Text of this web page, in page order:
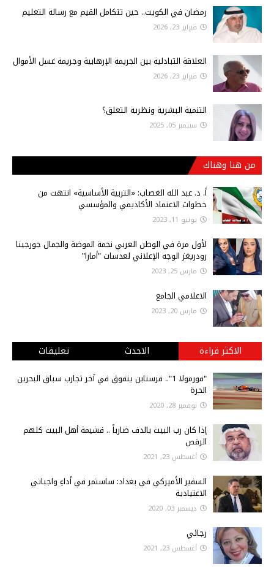
رمضان في الكويت.. حين تتكامل القيم مع رسالة التعليم
فبراير 23, 2026
العلاقة التبادلية بين الجريمة الإرهابية وجريمة غسل الأموال
فبراير 23, 2026
التنمية البشرية ونظرية التعلق؟
سبتمبر 05, 2025
من هنا وهناك
أ‌. د. عبد الله الغصاب: «التربية الأساسية» انتهت من
خطوات الاعتماد الأكاديمي والمؤسسي
يونيو 11, 2023
لأول مرة في الوطن العربي نجمة الموضة والجمال جورجينا
رودريغز الوجه الإعلاني لعدسات "أمارا"
مارس 25, 2023
الاعلامي الجامع
مارس 20, 2023
الاكثر قراءة الاحدث تعليقات
"فورمولا 1".. فرستابن يتفوق في آخر تجارب سباق البحرين
الحرة
نوفمبر 28, 2020
إذا كان رب البيت بالدف ضارباً .. فشيمة أهل البيت كلهم
الرقص
أغسطس 23, 2021
السفير الأميركي في بغداد: ساستمر في أداءِ واجباتي
الاعتيادية
ديسمبر 03, 2020
رجائي
أغسطس 23, 2021